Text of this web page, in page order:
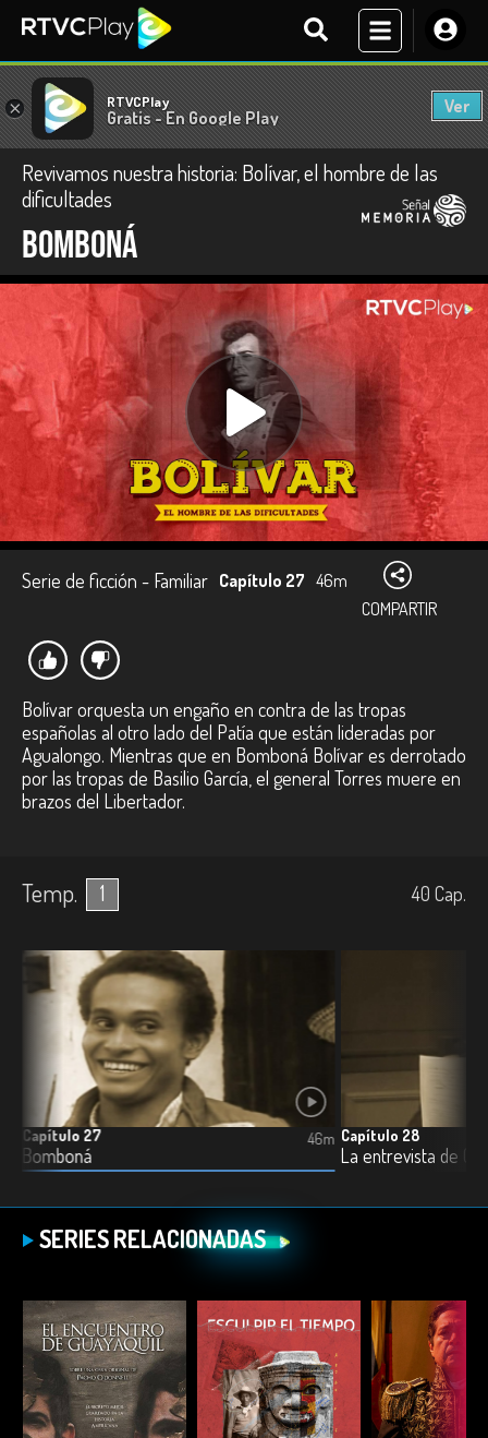
× RTVCPlay
Gratis - En Google Play
Ver
Revivamos nuestra historia: Bolívar, el hombre de las
dificultades
Bomboná
Serie de ficción - Familiar Capítulo 27 46m
COMPARTIR
Bolívar orquesta un engaño en contra de las tropas
españolas al otro lado del Patía que están lideradas por
Agualongo. Mientras que en Bomboná Bolívar es derrotado
por las tropas de Basilio García, el general Torres muere en
brazos del Libertador.
Temp. 1 40 Cap.
Capítulo 27
Bomboná
46m Capítulo 28
La entrevista de
SERIES RELACIONADAS